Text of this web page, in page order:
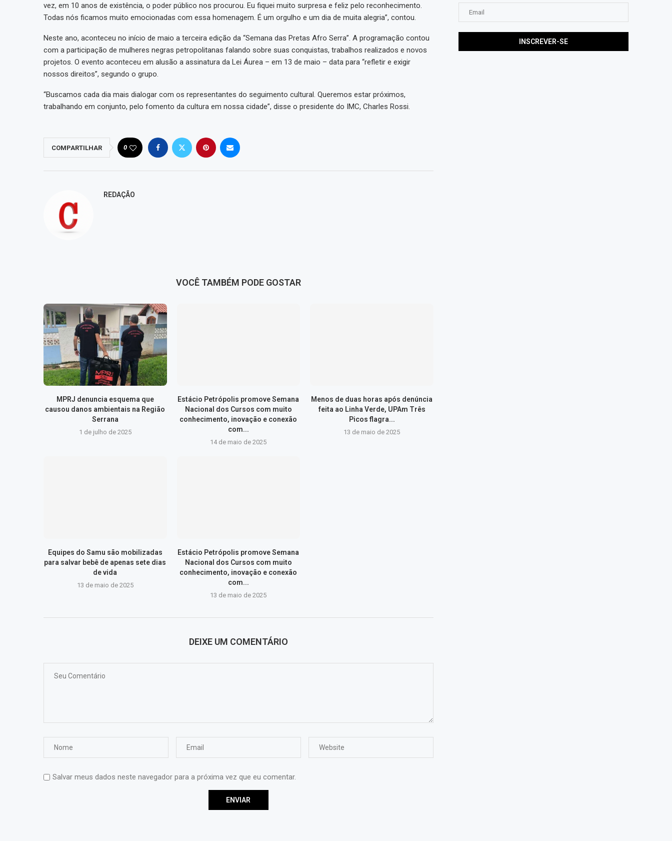
vez, em 10 anos de existência, o poder público nos procurou. Eu fiquei muito surpresa e feliz pelo reconhecimento.
Todas nós ficamos muito emocionadas com essa homenagem. É um orgulho e um dia de muita alegria”, contou.
Neste ano, aconteceu no início de maio a terceira edição da “Semana das Pretas Afro Serra”. A programação contou
com a participação de mulheres negras petropolitanas falando sobre suas conquistas, trabalhos realizados e novos
projetos. O evento aconteceu em alusão a assinatura da Lei Áurea – em 13 de maio – data para “refletir e exigir
nossos direitos”, segundo o grupo.
“Buscamos cada dia mais dialogar com os representantes do seguimento cultural. Queremos estar próximos,
trabalhando em conjunto, pelo fomento da cultura em nossa cidade”, disse o presidente do IMC, Charles Rossi.
COMPARTILHAR 0
REDAÇÃO
VOCÊ TAMBÉM PODE GOSTAR
MPRJ denuncia esquema que
causou danos ambientais na Região
Serrana
1 de julho de 2025
Estácio Petrópolis promove Semana
Nacional dos Cursos com muito
conhecimento, inovação e conexão
com...
14 de maio de 2025
Menos de duas horas após denúncia
feita ao Linha Verde, UPAm Três
Picos flagra...
13 de maio de 2025
Equipes do Samu são mobilizadas
para salvar bebê de apenas sete dias
de vida
13 de maio de 2025
Estácio Petrópolis promove Semana
Nacional dos Cursos com muito
conhecimento, inovação e conexão
com...
13 de maio de 2025
DEIXE UM COMENTÁRIO
Salvar meus dados neste navegador para a próxima vez que eu comentar.